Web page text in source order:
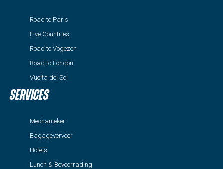
Road to Paris
Five Countries
Road to Vogezen
Road to London
Vuelta del Sol
Services
Mechanieker
Bagagevervoer
Hotels
Lunch & Bevoorrading